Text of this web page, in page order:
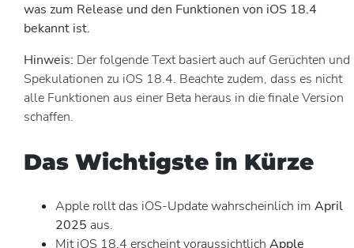
was zum Release und den Funktionen von iOS 18.4
bekannt ist.
Hinweis: Der folgende Text basiert auch auf Gerüchten und
Spekulationen zu iOS 18.4. Beachte zudem, dass es nicht
alle Funktionen aus einer Beta heraus in die finale Version
schaffen.
Das Wichtigste in Kürze
Apple rollt das iOS-Update wahrscheinlich im April
2025 aus.
Mit iOS 18.4 erscheint voraussichtlich Apple